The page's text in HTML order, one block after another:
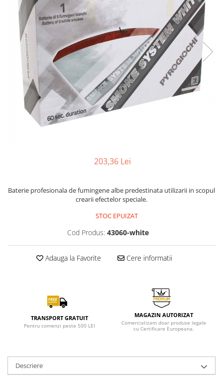
203,36 Lei
Baterie profesionala de fumingene albe predestinata utilizarii in scopul
crearii efectelor speciale.
STOC EPUIZAT
Cod Produs: 43060-white
Adauga la Favorite Cere informatii
TRANSPORT GRATUIT
Pentru comenzi peste 500 LEI
MAGAZIN AUTORIZAT
Comercializam doar produse legale
cu Certificare Europeana.
Descriere